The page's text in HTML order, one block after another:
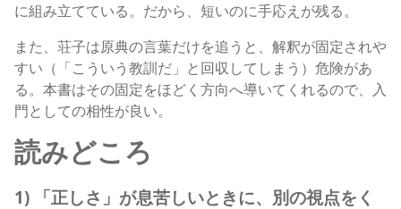
に組み立てている。だから、短いのに手応えが残る。
また、荘子は原典の言葉だけを追うと、解釈が固定されや
すい（「こういう教訓だ」と回収してしまう）危険があ
る。本書はその固定をほどく方向へ導いてくれるので、入
門としての相性が良い。
読みどころ
1) 「正しさ」が息苦しいときに、別の視点をく